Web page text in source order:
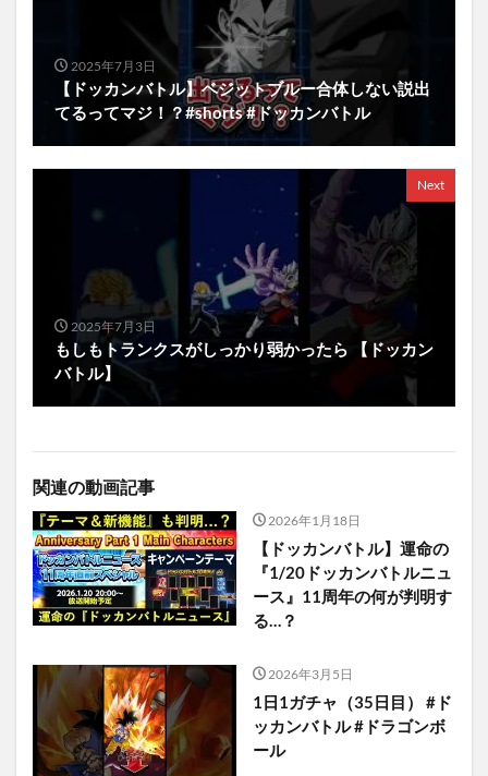
2025年7月3日
【ドッカンバトル】ベジットブルー合体しない説出
てるってマジ！？#shorts #ドッカンバトル
Next
2025年7月3日
もしもトランクスがしっかり弱かったら 【ドッカン
バトル】
関連の動画記事
2026年1月18日
【ドッカンバトル】運命の
『1/20ドッカンバトルニュ
ース』11周年の何が判明す
る…？
2026年3月5日
1日1ガチャ（35日目） #ド
ッカンバトル #ドラゴンボ
ール